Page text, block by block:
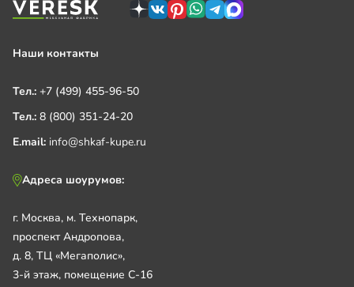
Наши контакты
Тел.: +7 (499) 455-96-50
Тел.: 8 (800) 351-24-20
E.mail: info@shkaf-kupe.ru
Адреса шоурумов:
г. Москва, м. Технопарк,
проспект Андропова,
д. 8, ТЦ «Мегаполис»,
3-й этаж, помещение С-16